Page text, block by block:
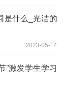
是什么_光洁的
2023-05-14
”激发学生学习